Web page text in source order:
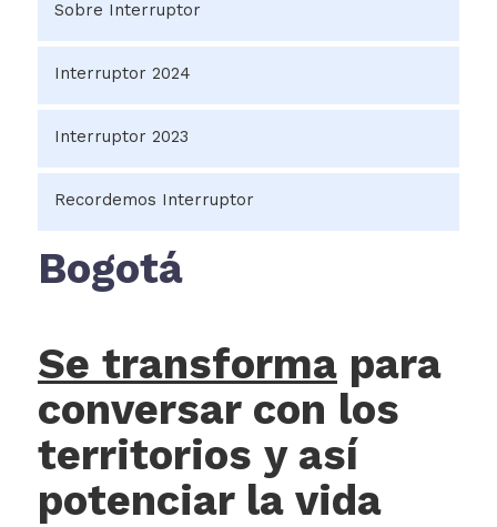
Inicio
Actualmente
seleccionado
Sobre Interruptor
Interruptor 2024
Interruptor 2023
Sobre Interruptor 2023
Recordemos Interruptor
Ediciones anteriores
Bogotá
​​​​​​​​​​​​​​​​​​​​​​​​​​​​​​​​​​​​​​​​​​​​​​​​​​​​​​​​​​​​​​​​​​​​Se transforma ​ para
conversar con los
territorios y así
potenciar la vida​